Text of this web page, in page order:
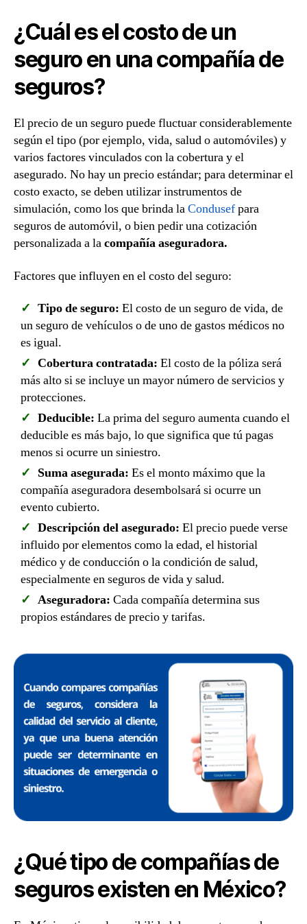
¿Cuál es el costo de un
seguro en una compañía de
seguros?
El precio de un seguro puede fluctuar considerablemente
según el tipo (por ejemplo, vida, salud o automóviles) y
varios factores vinculados con la cobertura y el
asegurado. No hay un precio estándar; para determinar el
costo exacto, se deben utilizar instrumentos de
simulación, como los que brinda laCondusefpara
seguros de automóvil, o bien pedir una cotización
personalizada a lacompañía aseguradora.
Factores que influyen en el costo del seguro:
Tipo de seguro: El costo de un seguro de vida, de
un seguro de vehículos o de uno de gastos médicos no
es igual.
Cobertura contratada: El costo de la póliza será
más alto si se incluye un mayor número de servicios y
protecciones.
Deducible: La prima del seguro aumenta cuando el
deducible es más bajo, lo que significa que tú pagas
menos si ocurre un siniestro.
Suma asegurada: Es el monto máximo que la
compañía aseguradora desembolsará si ocurre un
evento cubierto.
Descripción del asegurado: El precio puede verse
influido por elementos como la edad, el historial
médico y de conducción o la condición de salud,
especialmente en seguros de vida y salud.
Aseguradora: Cada compañía determina sus
propios estándares de precio y tarifas.
¿Qué tipo de compañías de
seguros existen en México?